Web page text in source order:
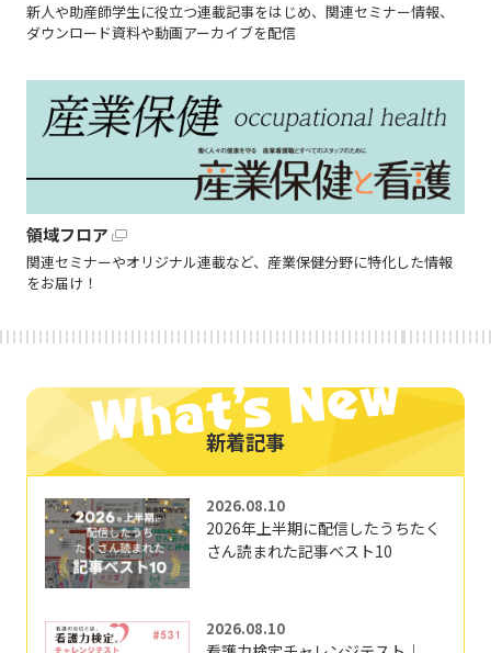
新人や助産師学生に役立つ連載記事をはじめ、関連セミナー情報、
ダウンロード資料や動画アーカイブを配信
領域フロア
関連セミナーやオリジナル連載など、産業保健分野に特化した情報
をお届け！
新着記事
2026.08.10
2026年上半期に配信したうちたく
さん読まれた記事ベスト10
2026.08.10